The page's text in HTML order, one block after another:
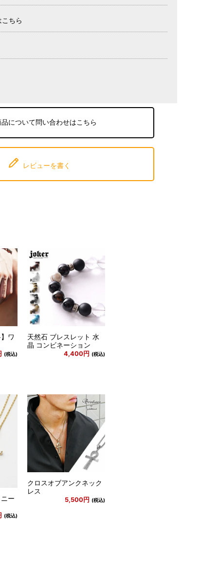
ちら
品について問い合わせはこちら
レビューを書く
ワ
(税込)
天然石 ブレスレット 水
晶 コンビネーション
4,400円 (税込)
ー
(税込)
クロスオブアンクネック
レス
5,500円 (税込)